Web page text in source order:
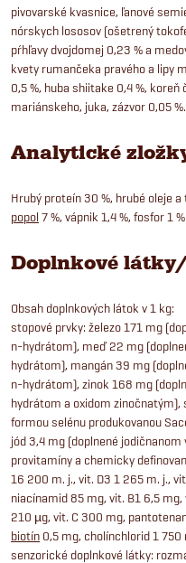
pivovarské kvasnice, ľanové
nórskych lososov (ošetrený
pŕhľavy dvojdomej 0,23 % a
kvety rumančeka pravého a lipy
0,5 %, huba shiitake 0,4 %,
mariánskeho, juka, zázvor 0,05 %.
Analytické
Hrubý proteín 30 %, hrubé oleje
popol 7 %, vápnik 1,4 %, fosfor 1 %.
Doplnkové
Obsah doplnkových látok v 1 kg:
stopové prvky: železo 171 mg
n-hydrátom), meď 22 mg
hydrátom), mangán 39 mg
n-hydrátom), zinok 168 mg
hydrátom a oxidom zinočnatým),
formou selénu produkovanou
jód 3,4 mg (doplnené
provitamíny a chemicky
16 200 m. j., vit. D3 1 265 m. j.,
niacínamid 85 mg, vit. B1 6,5
210 µg, vit. C 300 mg,
biotín 0,5 mg, cholínchlorid 1 750
senzorické doplnkové látky: